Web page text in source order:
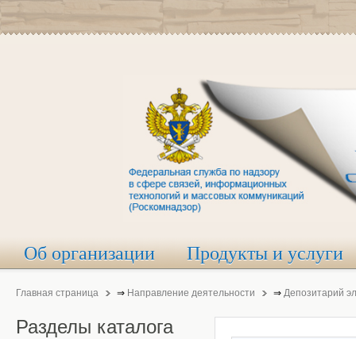
Об организации Продукты и услуги
Главная страница ⇒ Направление деятельности ⇒ Депозитарий
Разделы каталога